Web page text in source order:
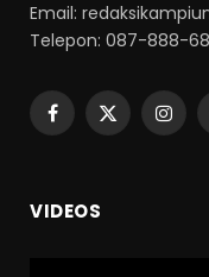
Email:
Telepon: 087-888-
Facebook
X
VIDEOS